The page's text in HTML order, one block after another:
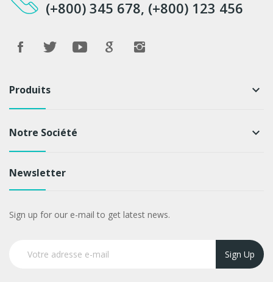
(+800) 345 678, (+800) 123 456
Produits keyboard_arrow_down
Notre Société keyboard_arrow_down
Newsletter
Sign up for our e-mail to get latest news.
Sign Up